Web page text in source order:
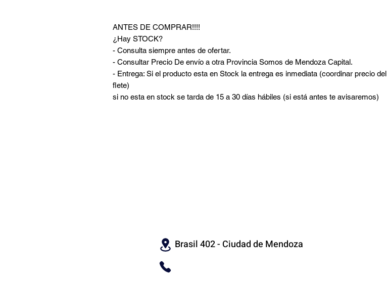
ANTES DE COMPRAR!!!!
¿Hay STOCK?
- Consulta siempre antes de ofertar.
- Consultar Precio De envío a otra Provincia Somos de Mendoza Capital.
- Entrega: Si el producto esta en Stock la entrega es inmediata (coordinar precio del
flete)
si no esta en stock se tarda de 15 a 30 días hábiles (si está antes te avisaremos)
Brasil 402 - Ciudad de Mendoza